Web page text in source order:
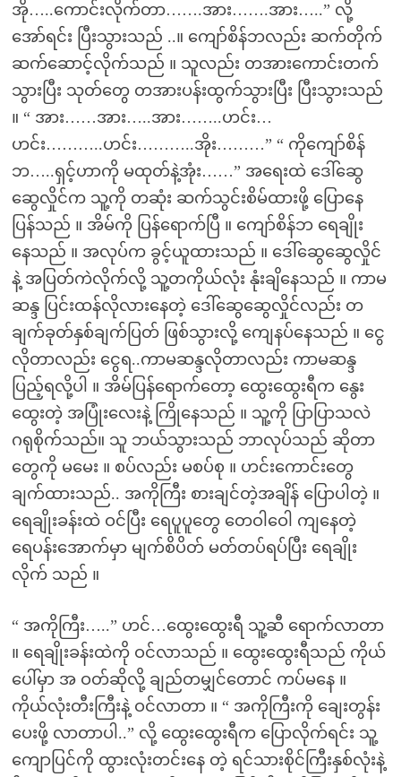
အို…..ကောင်းလိုက်တာ…….အား…….အား…..” လို့
အော်ရင်း ပြီးသွားသည် ..။ ကျော်စိန်ဘလည်း ဆက်တိုက်
ဆက်ဆောင့်လိုက်သည် ။ သူလည်း တအားကောင်းတက်
သွားပြီး သုတ်တွေ တအားပန်းထွက်သွားပြီး ပြီးသွားသည်
။ “ အား……အား…..အား……..ဟင်း…
ဟင်း………..ဟင်း………..အိုး………” “ ကိုကျော်စိန်
ဘ…..ရှင့်ဟာကို မထုတ်နဲ့အုံး……” အရေးထဲ ဒေါ်ဆွေ
ဆွေလှိုင်က သူ့ကို တဆုံး ဆက်သွင်းစိမ်ထားဖို့ ပြောနေ
ပြန်သည် ။ အိမ်ကို ပြန်ရောက်ပြီ ။ ကျော်စိန်ဘ ရေချိုး
နေသည် ။ အလုပ်က ခွင့်ယူထားသည် ။ ဒေါ်ဆွေဆွေလှိုင်
နဲ့ အပြတ်ကဲလိုက်လို့ သူ့တကိုယ်လုံး နုံးချိနေသည် ။ ကာမ
ဆန္ဒ ပြင်းထန်လိုလားနေတဲ့ ဒေါ်ဆွေဆွေလှိုင်လည်း တ
ချက်ခုတ်နှစ်ချက်ပြတ် ဖြစ်သွားလို့ ကျေနပ်နေသည် ။ ငွေ
လိုတာလည်း ငွေရ..ကာမဆန္ဒလိုတာလည်း ကာမဆန္ဒ
ပြည့်ရလို့ပါ ။ အိမ်ပြန်ရောက်တော့ ထွေးထွေးရီက နွေး
ထွေးတဲ့ အပြုံးလေးနဲ့ ကြိုနေသည် ။ သူ့ကို ပြာပြာသလဲ
ဂရုစိုက်သည်။ သူ ဘယ်သွားသည် ဘာလုပ်သည် ဆိုတာ
တွေကို မမေး ။ စပ်လည်း မစပ်စု ။ ဟင်းကောင်းတွေ
ချက်ထားသည်.. အကိုကြီး စားချင်တဲ့အချိန် ပြောပါတဲ့ ။
ရေချိုးခန်းထဲ ဝင်ပြီး ရေပူပူတွေ တေဝါဝေါ ကျနေတဲ့
ရေပန်းအောက်မှာ မျက်စိပိတ် မတ်တပ်ရပ်ပြီး ရေချိုး
လိုက် သည် ။
“ အကိုကြီး…..” ဟင်…ထွေးထွေးရီ သူ့ဆီ ရောက်လာတာ
။ ရေချိုးခန်းထဲကို ဝင်လာသည် ။ ထွေးထွေးရီသည် ကိုယ်
ပေါ်မှာ အ ဝတ်ဆိုလို့ ချည်တမျှင်တောင် ကပ်မနေ ။
ကိုယ်လုံးတီးကြီးနဲ့ ဝင်လာတာ ။ “ အကိုကြီးကို ချေးတွန်း
ပေးဖို့ လာတာပါ..” လို့ ထွေးထွေးရီက ပြောလိုက်ရင်း သူ့
ကျောပြင်ကို ထွားလုံးတင်းနေ တဲ့ ရင်သားစိုင်ကြီးနှစ်လုံးနဲ့